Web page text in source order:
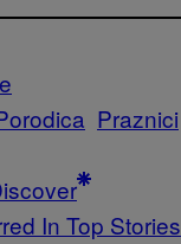
Praznici
In Top Stories